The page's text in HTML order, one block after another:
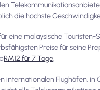
die höchste
eine malaysische
Preise für seine
RM12 für 7 Tage.
internationalen Flughäfen,